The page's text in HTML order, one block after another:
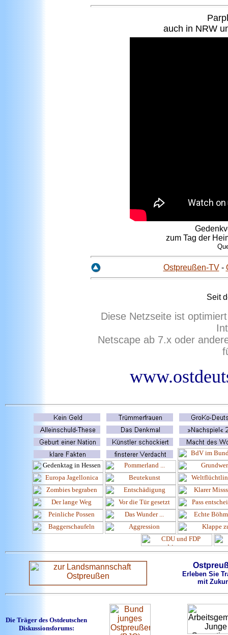
auch in NRW
zum Tag der
Ostpreußen-TV-
Seit
Diese Netzseite ist
Netscape ab 7.x oder
Erleben Sie
mit
Die Träger des Ostdeutschen
Diskussionsforums: